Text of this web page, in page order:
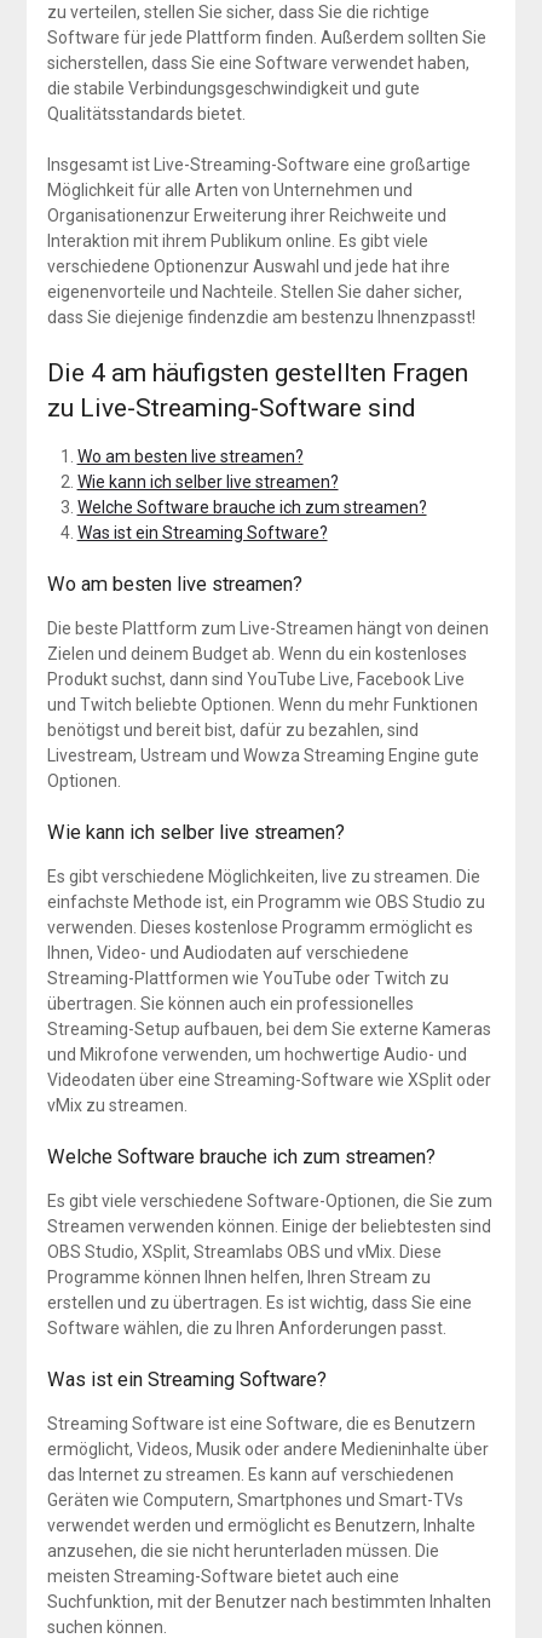
zu verteilen, stellen Sie sicher, dass Sie die richtige
Software für jede Plattform finden. Außerdem sollten Sie
sicherstellen, dass Sie eine Software verwendet haben,
die stabile Verbindungsgeschwindigkeit und gute
Qualitätsstandards bietet.
Insgesamt ist Live-Streaming-Software eine großartige
Möglichkeit für alle Arten von Unternehmen und
Organisationenzur Erweiterung ihrer Reichweite und
Interaktion mit ihrem Publikum online. Es gibt viele
verschiedene Optionenzur Auswahl und jede hat ihre
eigenenvorteile und Nachteile. Stellen Sie daher sicher,
dass Sie diejenige findenzdie am bestenzu Ihnenzpasst!
Die 4 am häufigsten gestellten Fragen
zu Live-Streaming-Software sind
Wo am besten live streamen?
Wie kann ich selber live streamen?
Welche Software brauche ich zum streamen?
Was ist ein Streaming Software?
Wo am besten live streamen?
Die beste Plattform zum Live-Streamen hängt von deinen
Zielen und deinem Budget ab. Wenn du ein kostenloses
Produkt suchst, dann sind YouTube Live, Facebook Live
und Twitch beliebte Optionen. Wenn du mehr Funktionen
benötigst und bereit bist, dafür zu bezahlen, sind
Livestream, Ustream und Wowza Streaming Engine gute
Optionen.
Wie kann ich selber live streamen?
Es gibt verschiedene Möglichkeiten, live zu streamen. Die
einfachste Methode ist, ein Programm wie OBS Studio zu
verwenden. Dieses kostenlose Programm ermöglicht es
Ihnen, Video- und Audiodaten auf verschiedene
Streaming-Plattformen wie YouTube oder Twitch zu
übertragen. Sie können auch ein professionelles
Streaming-Setup aufbauen, bei dem Sie externe Kameras
und Mikrofone verwenden, um hochwertige Audio- und
Videodaten über eine Streaming-Software wie XSplit oder
vMix zu streamen.
Welche Software brauche ich zum streamen?
Es gibt viele verschiedene Software-Optionen, die Sie zum
Streamen verwenden können. Einige der beliebtesten sind
OBS Studio, XSplit, Streamlabs OBS und vMix. Diese
Programme können Ihnen helfen, Ihren Stream zu
erstellen und zu übertragen. Es ist wichtig, dass Sie eine
Software wählen, die zu Ihren Anforderungen passt.
Was ist ein Streaming Software?
Streaming Software ist eine Software, die es Benutzern
ermöglicht, Videos, Musik oder andere Medieninhalte über
das Internet zu streamen. Es kann auf verschiedenen
Geräten wie Computern, Smartphones und Smart-TVs
verwendet werden und ermöglicht es Benutzern, Inhalte
anzusehen, die sie nicht herunterladen müssen. Die
meisten Streaming-Software bietet auch eine
Suchfunktion, mit der Benutzer nach bestimmten Inhalten
suchen können.